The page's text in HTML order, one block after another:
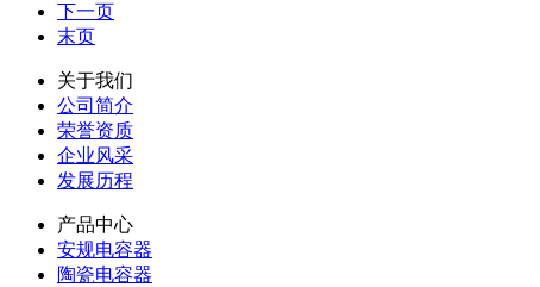
下一页
末页
关于我们
公司简介
荣誉资质
企业风采
发展历程
产品中心
安规电容器
陶瓷电容器